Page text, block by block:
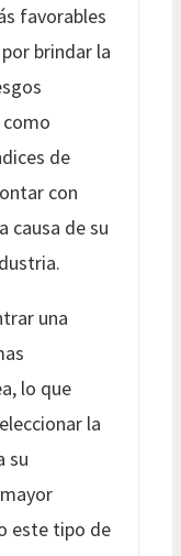
favorables
brindar la
de
con
causa de su
una
lo que
la
su
este tipo de